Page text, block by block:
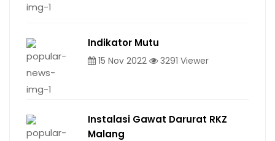
Indikator Mutu
15 Nov 2022 3291 Viewer
Instalasi Gawat Darurat RKZ
Malang